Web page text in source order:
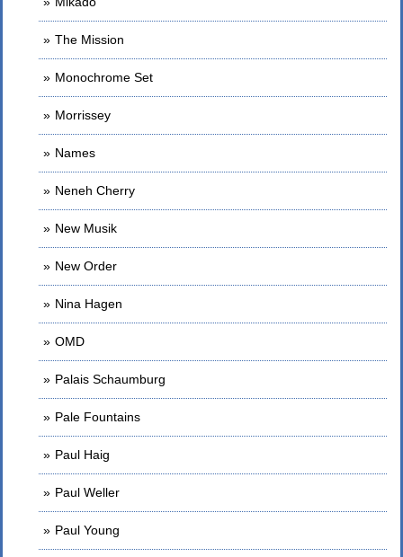
The Mission
Monochrome Set
Morrissey
Names
Neneh Cherry
New Musik
New Order
Nina Hagen
OMD
Palais Schaumburg
Pale Fountains
Paul Haig
Paul Weller
Paul Young